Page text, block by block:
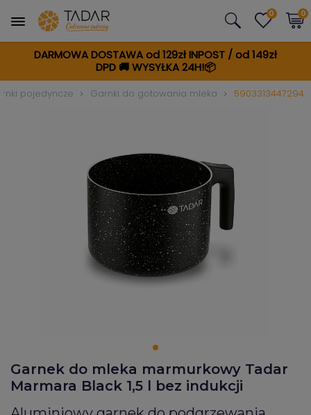
DARMOWA DOSTAWA od 129zł INPOST / od 149zł
DPD🚚WYSYŁKA 24H!📦
0 0
pojedyncze Garnki do gotowania mleka 5903313447294
Garnek do mleka marmurkowy Tadar
Marmara Black 1,5 l bez indukcji